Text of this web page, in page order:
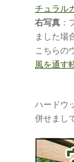
チュラル
右写真 ：
ました場
こちらの
風を通す
ハードウ
併せまし